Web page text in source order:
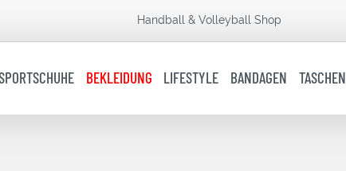
Handball & Volleyball Shop
BEKLEIDUNG LIFESTYLE BANDAGEN TASCHEN